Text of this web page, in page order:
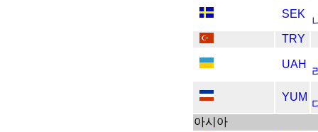
SEK
TRY
UAH
YUM
아시아